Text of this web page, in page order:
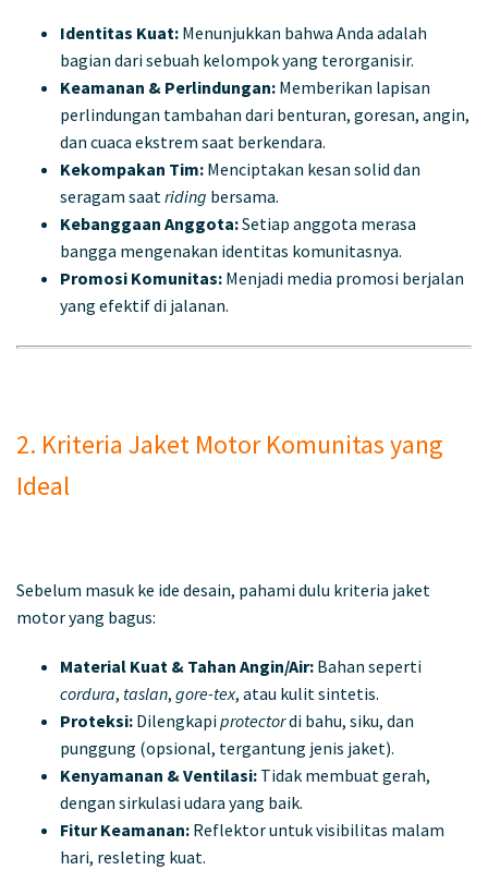
Identitas Kuat: Menunjukkan bahwa Anda adalah
bagian dari sebuah kelompok yang terorganisir.
Keamanan & Perlindungan: Memberikan lapisan
perlindungan tambahan dari benturan, goresan, angin,
dan cuaca ekstrem saat berkendara.
Kekompakan Tim: Menciptakan kesan solid dan
seragam saat riding bersama.
Kebanggaan Anggota:Setiap anggota merasa
bangga mengenakan identitas komunitasnya.
Promosi Komunitas: Menjadi media promosi berjalan
yang efektif di jalanan.
2. Kriteria Jaket Motor Komunitas yang
Ideal
Sebelum masuk ke ide desain, pahami dulu kriteria jaket
motor yang bagus:
Material Kuat & Tahan Angin/Air: Bahan seperti
cordura, taslan, gore-tex, atau kulit sintetis.
Proteksi: Dilengkapiprotectordi bahu, siku, dan
punggung (opsional, tergantung jenis jaket).
Kenyamanan & Ventilasi: Tidak membuat gerah,
dengan sirkulasi udara yang baik.
Fitur Keamanan: Reflektor untuk visibilitas malam
hari, resleting kuat.